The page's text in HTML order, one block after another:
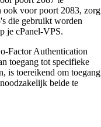
ook voor poort 2083, zorg
die gebruikt worden
je cPanel-VPS.
Factor Authentication
toegang tot specifieke
is toereikend om toegang
beide te